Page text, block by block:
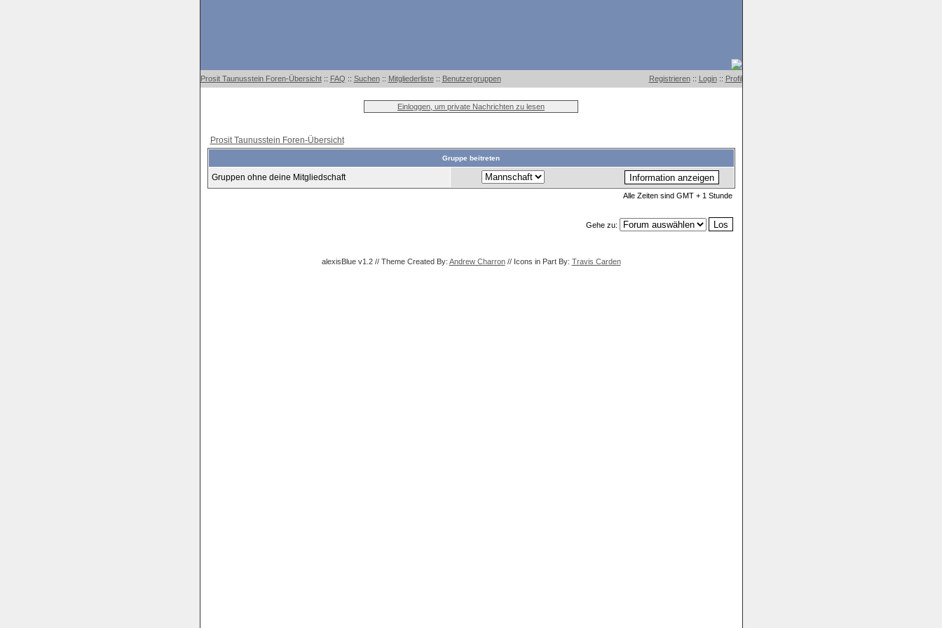
Prosit Taunusstein Foren-Übersicht:: FAQ :: Suchen:: Mitgliederliste:: Benutzergruppen Registrieren:: Login:: Profil
Einloggen, um private Nachrichten zu lesen
Prosit Taunusstein Foren-Übersicht
Gruppe beitreten
Gruppen ohne deine Mitgliedschaft
Alle Zeiten sind GMT + 1 Stunde
Gehe zu:
alexisBlue v1.2 // Theme Created By: Andrew Charron// Icons in Part By: Travis Carden